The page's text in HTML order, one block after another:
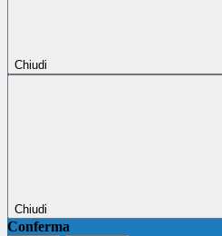
Chiudi
Chiudi
Conferma